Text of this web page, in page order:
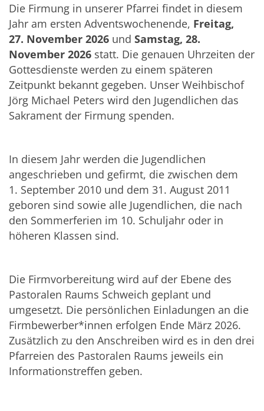
Die Firmung in unserer Pfarrei findet in diesem
Jahr am ersten Adventswochenende, Freitag,
27. November 2026 und Samstag, 28.
November 2026 statt. Die genauen Uhrzeiten der
Gottesdienste werden zu einem späteren
Zeitpunkt bekannt gegeben. Unser Weihbischof
Jörg Michael Peters wird den Jugendlichen das
Sakrament der Firmung spenden.
In diesem Jahr werden die Jugendlichen
angeschrieben und gefirmt, die zwischen dem
1. September 2010 und dem 31. August 2011
geboren sind sowie alle Jugendlichen, die nach
den Sommerferien im 10. Schuljahr oder in
höheren Klassen sind.
Die Firmvorbereitung wird auf der Ebene des
Pastoralen Raums Schweich geplant und
umgesetzt. Die persönlichen Einladungen an die
Firmbewerber*innen erfolgen Ende März 2026.
Zusätzlich zu den Anschreiben wird es in den drei
Pfarreien des Pastoralen Raums jeweils ein
Informationstreffen geben.